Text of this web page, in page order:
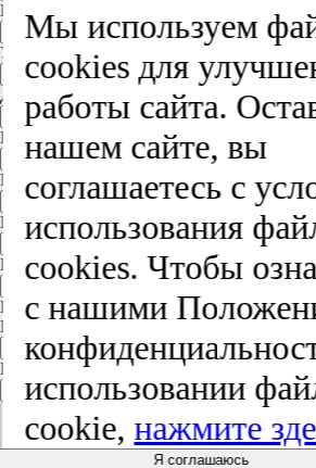
Край
Улица
Дом
Квартира
Название юридического лица
ИНН
КПП
Пароль
Пароль
Повторите пароль
Мы используем
cооkies для
работы сайта.
нашем сайте, вы
соглашаетесь с
использования
cооkies. Чтобы
с нашими
использовании
cookie,нажмите
Я соглашаюсь